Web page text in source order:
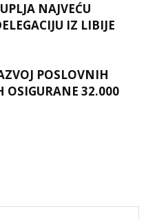
NAJVEĆU
IZ LIBIJE
POSLOVNIH
OSIGURANE 32.000